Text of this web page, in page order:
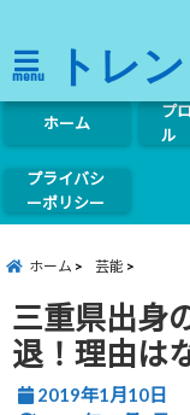
menu トレ
ホーム
プ
ル
プライバシ
ーポリシー
ホーム 芸能
三重県出身
退！理由は
2019年1月10日